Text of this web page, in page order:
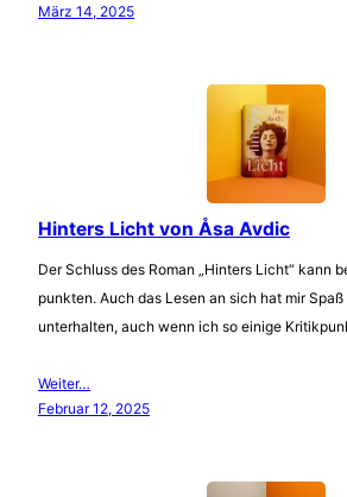
März 14, 2025
Hinters Licht von Åsa Avdic
Der Schluss des Roman „Hinters Licht“ kann
punkten. Auch das Lesen an sich hat mir
unterhalten, auch wenn ich so einige
Weiter…
Februar 12, 2025